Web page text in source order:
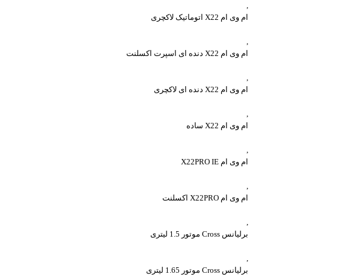
,
ام وی ام X22 اتوماتیک لاکچری
,
ام وی ام X22 دنده ای اسپرت اکسلنت
,
ام وی ام X22 دنده ای لاکچری
,
ام وی ام X22 ساده
,
ام وی ام X22PRO IE
,
ام وی ام X22PRO اکسلنت
,
برلیانس Cross موتور 1.5 لیتری
,
برلیانس Cross موتور 1.65 لیتری